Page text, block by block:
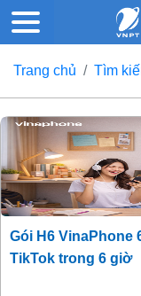
Trang chủ Tìm
Gói H6 VinaPhone
TikTok trong 6 giờ